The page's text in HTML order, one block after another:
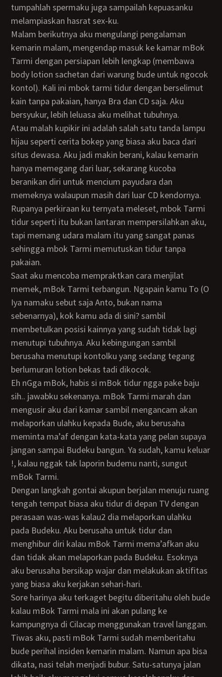
tumpahlah spermaku juga sampailah kepuasanku
melampiaskan hasrat sex-ku.
Malam berikutnya aku mengulangi pengalaman
kemarin malam, mengendap masuk ke kamar mBok
Tarmi dengan persiapan lebih lengkap (membawa
body lotion sachetan dari warung bude untuk ngocok
kontol). Kali ini mbok tarmi tidur dengan berselimut
kain tanpa pakaian, hanya Bra dan CD saja. Aku
bersyukur, lebih leluasa aku melihat tubuhnya.
Atau malah kupikir ini adalah salah satu tanda lampu
hijau seperti cerita bokep yang biasa aku baca dari
situs dewasa. Aku jadi makin berani, kalau kemarin
hanya memegang dari luar, sekarang kucoba
beranikan diri untuk mencium payudara dan
memeknya walaupun masih dari luar CD kendornya.
Rupanya perkiraan ku ternyata meleset, mbok Tarmi
tidur seperti itu bukan lantaran mempersilahkan aku,
tapi memang udara malam itu yang sangat panas
sehingga mbok Tarmi memutuskan tidur tanpa
pakaian.
Saat aku mencoba mempraktkan cara menjilat
memek, mBok Tarmi terbangun. Ngapain kamu To (O
Iya namaku sebut saja Anto, bukan nama
sebenarnya), kok kamu ada di sini? sambil
membetulkan posisi kainnya yang sudah tidak lagi
menutupi tubuhnya. Aku kebingungan sambil
berusaha menutupi kontolku yang sedang tegang
berlumuran lotion bekas tadi dikocok.
eh nGga mBok, habis si mBok tidur ngga pake baju
sih.. jawabku sekenanya. mBok Tarmi marah dan
mengusir aku dari kamar sambil mengancam akan
melaporkan ulahku kepada Bude, aku berusaha
meminta ma’af dengan kata-kata yang pelan supaya
jangan sampai Budeku bangun. Ya sudah, kamu keluar
!, kalau nggak tak laporin budemu nanti, sungut
mBok Tarmi.
Dengan langkah gontai akupun berjalan menuju ruang
tengah tempat biasa aku tidur di depan TV dengan
perasaan was-was kalau2 dia melaporkan ulahku
pada Budeku. Aku berusaha untuk tidur dan
menghibur diri kalau mBok Tarmi mema’afkan aku
dan tidak akan melaporkan pada Budeku. Esoknya
aku berusaha bersikap wajar dan melakukan aktifitas
yang biasa aku kerjakan sehari-hari.
Sore harinya aku terkaget begitu diberitahu oleh bude
kalau mBok Tarmi mala ini akan pulang ke
kampungnya di Cilacap menggunakan travel langgan.
Tiwas aku, pasti mBok Tarmi sudah memberitahu
bude perihal insiden kemarin malam. Namun apa bisa
dikata, nasi telah menjadi bubur. Satu-satunya jalan